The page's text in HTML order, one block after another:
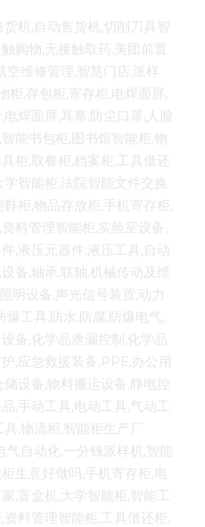
机,自动售货机,切削刀具智
购物,无接触取药,美团前置
空维修管理,智慧门店,派样
柜,存包柜,寄存柜,电焊面屏,
焊面屏,耳塞,防尘口罩,人脸
能书包柜,图书馆智能柜,物
柜,取餐柜,档案柜,工具借还
智能柜,法院智能文件交换
柜,物品存放柜,手机寄存柜,
料管理智能柜,实验室设备,
,液压元器件,液压工具,自动
备,轴承,联轴,机械传动及维
明设备,声光信号装置,动力
爆工具,防水,防腐,防爆电气,
备,化学品泄漏控制,化学品
,应急救援装备,PPE,办公用
设备,物料搬运设备,静电控
,手动工具,电动工具,气动工
,物流柜,智能柜生产厂
自动化,一分钱派样机,智能
生意好做吗,手机寄存柜,电
,盲盒机,大学智能柜,智能工
资料管理智能柜,工具借还柜,